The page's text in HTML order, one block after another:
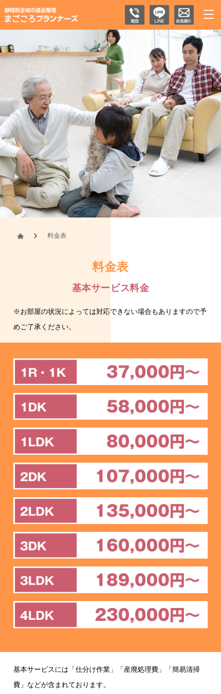
遺品整理 孤独死特殊清掃 墓石クリーニング
料金表
料金表
基本サービス料金
※お部屋の状況によっては対応できない場合もありますので予
めご了承ください。
基本サービスには「仕分け作業」「産廃処理費」「簡易清掃
費」などが含まれております。